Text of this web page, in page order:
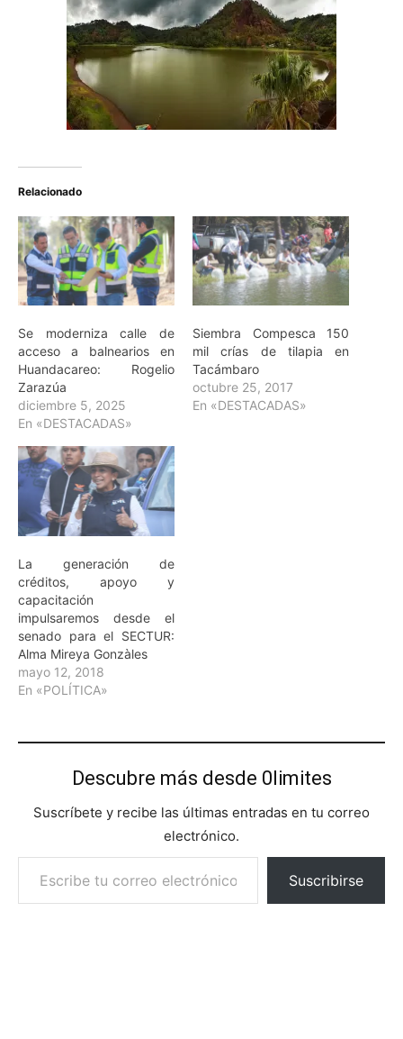
Relacionado
Se moderniza calle de
acceso a balnearios en
Huandacareo: Rogelio
Zarazúa
diciembre 5, 2025
En «DESTACADAS»
Siembra Compesca 150
mil crías de tilapia en
Tacámbaro
octubre 25, 2017
En «DESTACADAS»
La generación de
créditos, apoyo y
capacitación
impulsaremos desde el
senado para el SECTUR:
Alma Mireya Gonzàles
mayo 12, 2018
En «POLÍTICA»
Descubre más desde 0limites
Suscríbete y recibe las últimas entradas en tu correo
electrónico.
Escribe tu correo electrónico…
Suscribirse